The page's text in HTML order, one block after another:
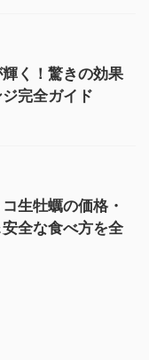
く！驚きの効果
完全ガイド
生牡蠣の価格・
全な食べ方を全